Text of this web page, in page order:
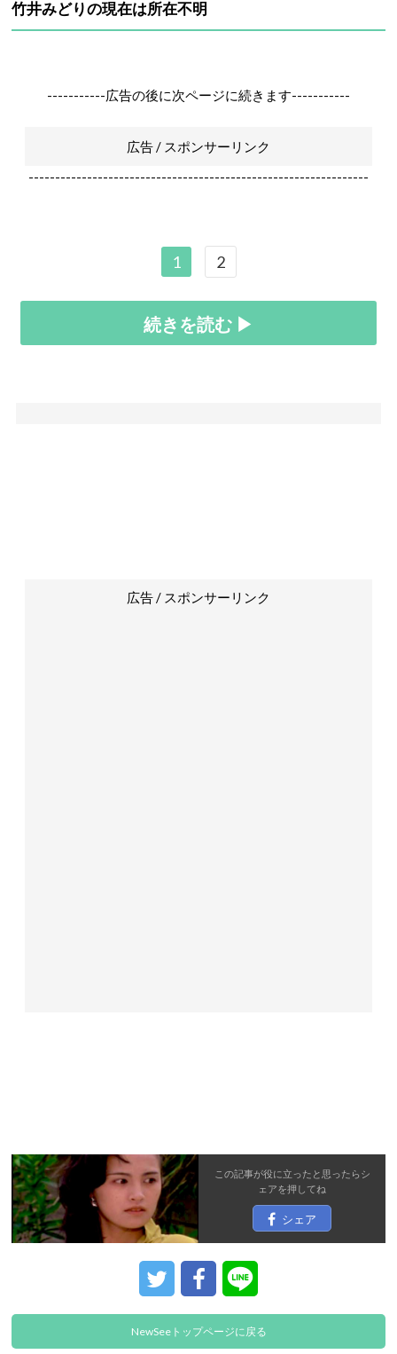
竹井みどりの現在は所在不明
-----------広告の後に次ページに続きます-----------
広告 / スポンサーリンク
----------------------------------------------------------------
1 2
続きを読む ▶
広告 / スポンサーリンク
この記事が役に立ったと思ったらシ
ェアを押してね
シェア
NewSeeトップページに戻る